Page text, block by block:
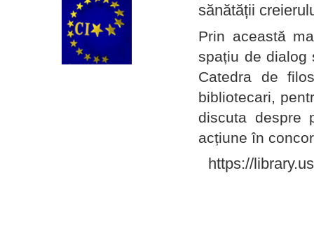
sănătății
Prin această
spațiu de dialog
Catedra de
bibliotecari,
discuta despre
acțiune în
https://